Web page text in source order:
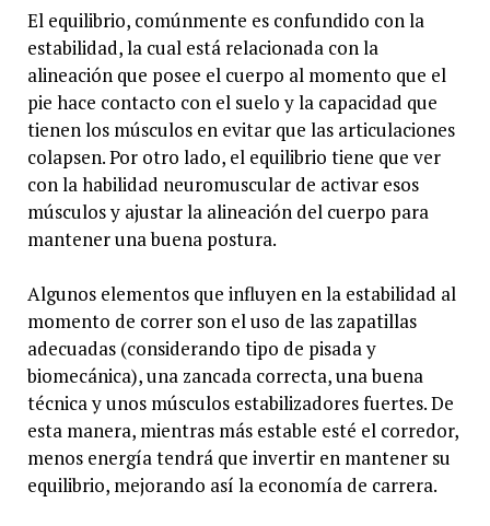
El equilibrio, comúnmente es confundido con la
estabilidad, la cual está relacionada con la
alineación que posee el cuerpo al momento que el
pie hace contacto con el suelo y la capacidad que
tienen los músculos en evitar que las articulaciones
colapsen. Por otro lado, el equilibrio tiene que ver
con la habilidad neuromuscular de activar esos
músculos y ajustar la alineación del cuerpo para
mantener una buena postura.
Algunos elementos que influyen en la estabilidad al
momento de correr son el uso de las zapatillas
adecuadas (considerando tipo de pisada y
biomecánica), una zancada correcta, una buena
técnica y unos músculos estabilizadores fuertes. De
esta manera, mientras más estable esté el corredor,
menos energía tendrá que invertir en mantener su
equilibrio, mejorando así la economía de carrera.